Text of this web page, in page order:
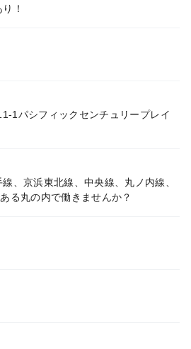
！
1パシフィックセンチュリープレイ
、京浜東北線、中央線、丸ノ内線、
る丸の内で働きませんか？